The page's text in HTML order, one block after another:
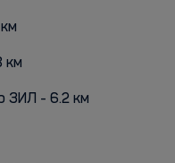
км
ЗИЛ - 6.2 км